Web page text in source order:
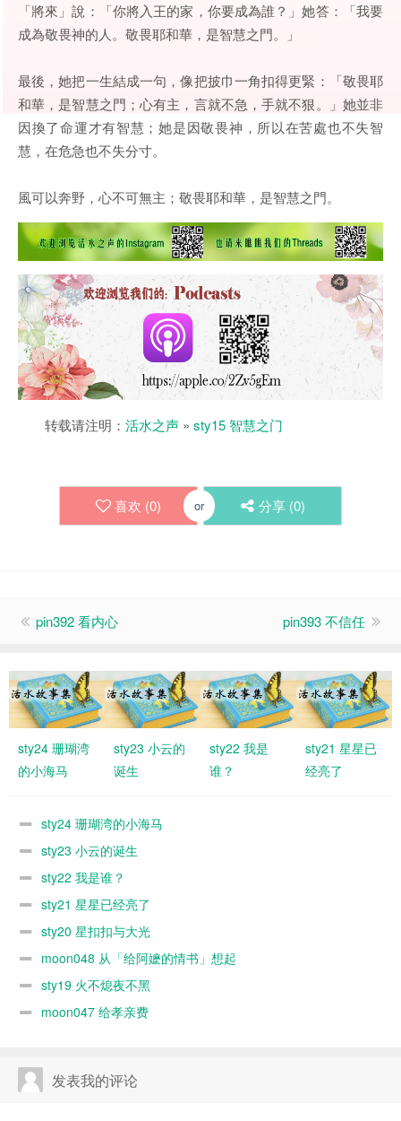
「將來」說：「你將入王的家，你要成為誰？」她答：「我要
成為敬畏神的人。敬畏耶和華，是智慧之門。」
最後，她把一生結成一句，像把披巾一角扣得更緊：「敬畏耶
和華，是智慧之門；心有主，言就不急，手就不狠。」她並非
因換了命運才有智慧；她是因敬畏神，所以在苦處也不失智
慧，在危急也不失分寸。
風可以奔野，心不可無主；敬畏耶和華，是智慧之門。
转载请注明： 活水之声 » sty15 智慧之门
喜欢 (0) or 分享 (0)
pin392 看内心 pin393 不信任
sty24 珊瑚湾
的小海马
sty23 小云的
诞生
sty22 我是
谁？
sty21 星星已
经亮了
sty24 珊瑚湾的小海马
sty23 小云的诞生
sty22 我是谁？
sty21 星星已经亮了
sty20 星扣扣与大光
moon048 从「给阿嬷的情书」想起
sty19 火不熄夜不黑
moon047 给孝亲费
发表我的评论